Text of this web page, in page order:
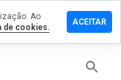
Ao
de cookies.
ACEITAR